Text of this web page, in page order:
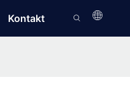
Kontakt